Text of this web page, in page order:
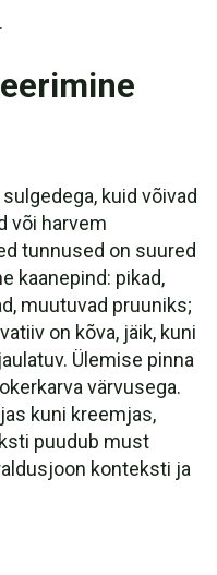
kuid võivad
või harvem
tunnused on suured
kaanepind: pikad,
muutuvad pruuniks;
on kõva, jäik, kuni
Ülemise pinna
värvusega.
kuni kreemjas,
puudub must
konteksti ja